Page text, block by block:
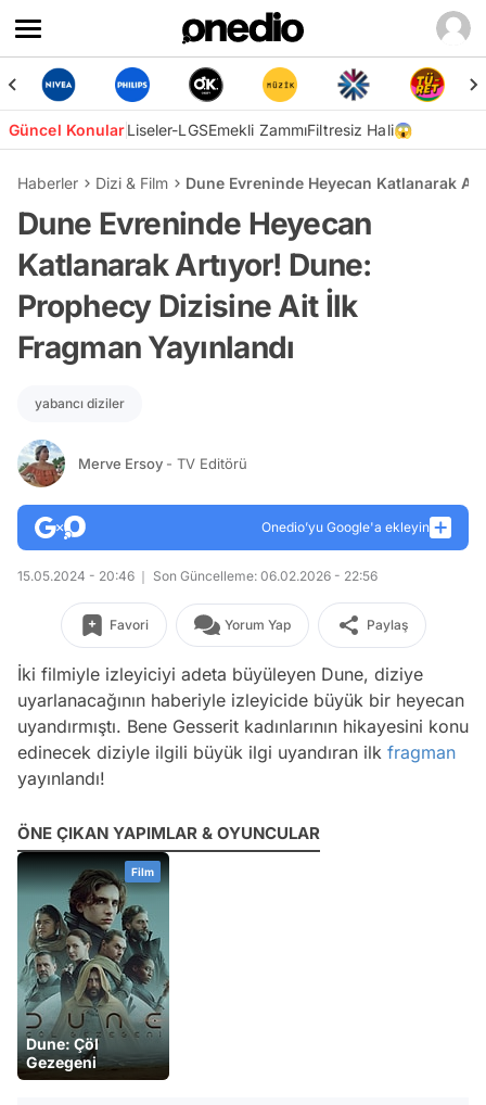
Güncel KonularLiseler-LGSEmekli ZammıFiltresiz Hali😱
Haberler Dizi & Film Dune Evreninde Heyecan Katlanarak
Dune Evreninde Heyecan
Katlanarak Artıyor! Dune:
Prophecy Dizisine Ait İlk
Fragman Yayınlandı
yabancı diziler
Merve Ersoy - TV Editörü
Onedio’yu Google'a ekleyin
15.05.2024 - 20:46 Son Güncelleme: 06.02.2026 - 22:56
Favori Yorum Yap Paylaş
İki filmiyle izleyiciyi adeta büyüleyen Dune, diziye
uyarlanacağının haberiyle izleyicide büyük bir heyecan
uyandırmıştı. Bene Gesserit kadınlarının hikayesini konu
edinecek diziyle ilgili büyük ilgi uyandıran ilk fragman
yayınlandı!
ÖNE ÇIKAN YAPIMLAR & OYUNCULAR
Film
Dune: Çöl
Gezegeni